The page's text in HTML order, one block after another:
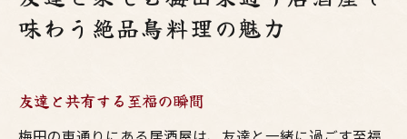
味わう絶品鳥料理の魅力
友達と共有する至福の瞬間